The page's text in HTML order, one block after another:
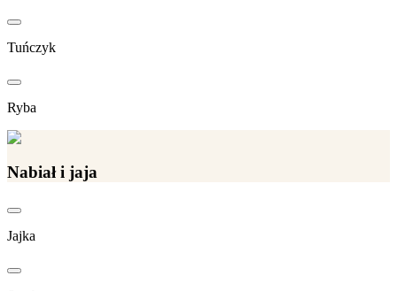
Tuńczyk
Ryba
Nabiał i jaja
Jajka